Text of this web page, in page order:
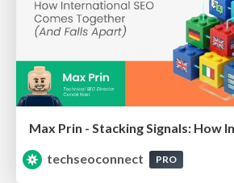
techseoconnect
PRO